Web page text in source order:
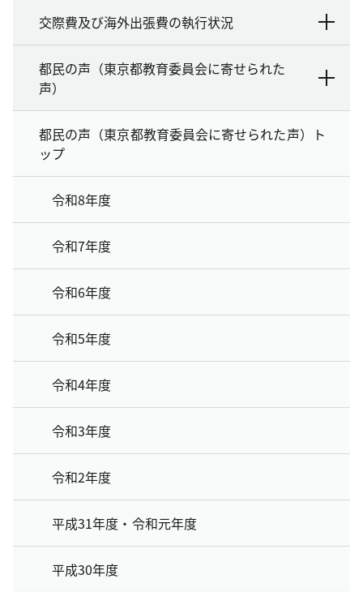
交際費及び海外出張費の執行状況
都民の声（東京都教育委員会に寄せられた
声）
都民の声（東京都教育委員会に寄せられた声）ト
ップ
令和8年度
令和7年度
令和6年度
令和5年度
令和4年度
令和3年度
令和2年度
平成31年度・令和元年度
平成30年度